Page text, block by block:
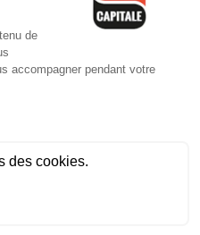
-CGV-Politique de